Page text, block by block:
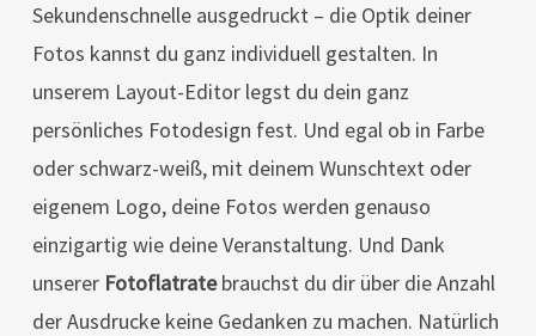
Sekundenschnelle ausgedruckt – die Optik deiner
Fotos kannst du ganz individuell gestalten. In
unserem Layout-Editor legst du dein ganz
persönliches Fotodesign fest. Und egal ob in Farbe
oder schwarz-weiß, mit deinem Wunschtext oder
eigenem Logo, deine Fotos werden genauso
einzigartig wie deine Veranstaltung. Und Dank
unserer Fotoflatratebrauchst du dir über die Anzahl
der Ausdrucke keine Gedanken zu machen. Natürlich